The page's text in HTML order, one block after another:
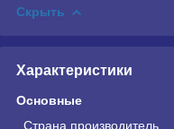
Скрыть
Характеристики
Основные
Страна производитель